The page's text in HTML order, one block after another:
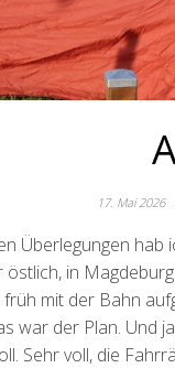
17. Mai 2026
Überlegungen
in
mit der Bahn
war der Plan. Und
Sehr voll, die